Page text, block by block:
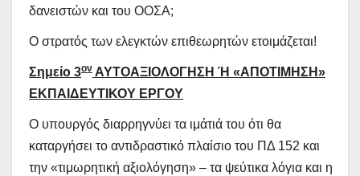
δανειστών και του ΟΟΣΑ;
Ο στρατός των ελεγκτών επιθεωρητών ετοιμάζεται!
Σημείο 3ον ΑΥΤΟΑΞΙΟΛΟΓΗΣΗ Ή «ΑΠΟΤΙΜΗΣΗ»
ΕΚΠΑΙΔΕΥΤΙΚΟΥ ΕΡΓΟΥ
Ο υπουργός διαρρηγνύει τα ιμάτιά του ότι θα
καταργήσει το αντιδραστικό πλαίσιο του ΠΔ 152 και
την «τιμωρητική αξιολόγηση» – τα ψεύτικα λόγια και η